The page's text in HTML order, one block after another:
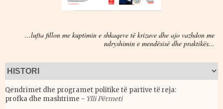
...lufta fillon me kuptimin e shkaqeve të krizave dhe ajo vazhdon me
ndryshimin e mendësisë dhe praktikës...
Qendrimet dhe programet politike të partive të reja:
profka dhe mashtrime - Ylli Përmeti